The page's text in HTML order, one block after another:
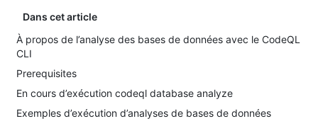
Dans cet article
À propos de l’analyse des bases de données avec le CodeQL
CLI
Prerequisites
En cours d’exécution codeql database analyze
Exemples d’exécution d’analyses de bases de données